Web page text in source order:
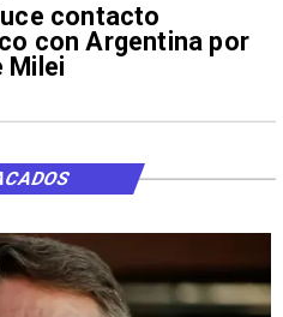
contacto
con Argentina por
Milei